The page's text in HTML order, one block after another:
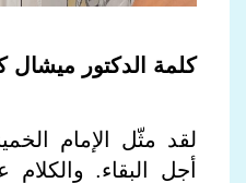
كلمة الدكتور ميشال
لقد مثّل الإمام
أجل البقاء.